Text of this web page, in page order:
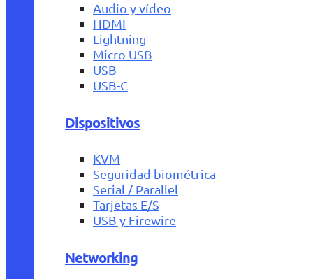
Audio y vídeo
HDMI
Lightning
Micro USB
USB
USB-C
Dispositivos
KVM
Seguridad biométrica
Serial / Parallel
Tarjetas E/S
USB y Firewire
Networking